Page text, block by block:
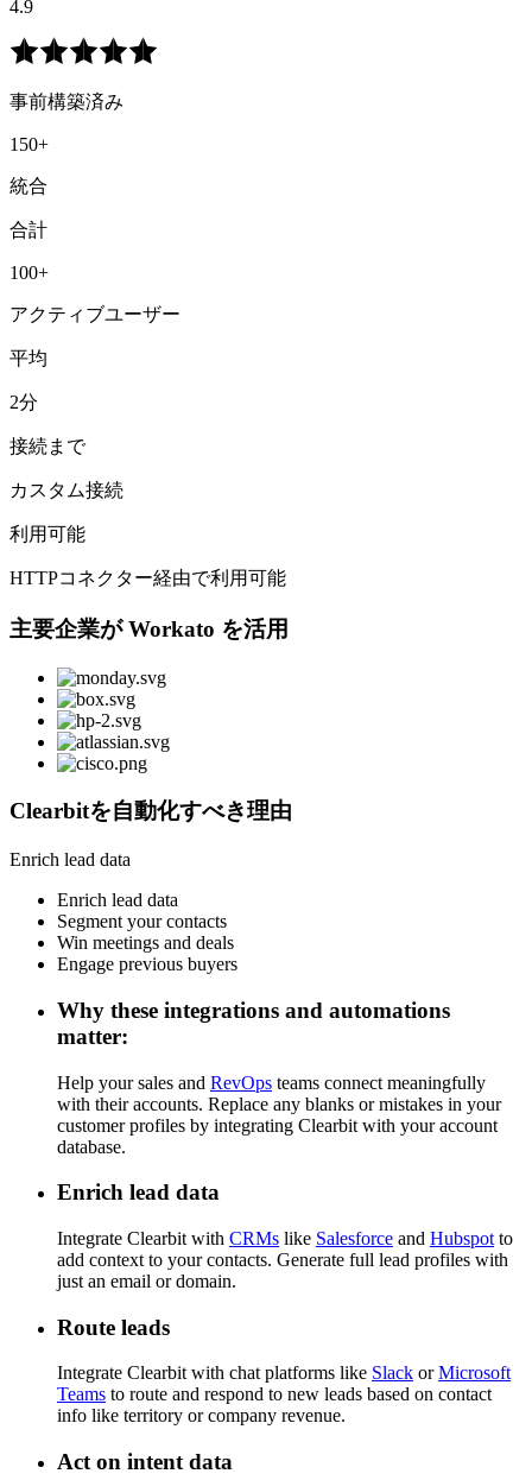
4.9
事前構築済み
150+
統合
合計
100+
アクティブユーザー
平均
2分
接続まで
カスタム接続
利用可能
HTTPコネクター経由で利用可能
主要企業が Workato を活用
Clearbitを自動化すべき理由
Enrich lead data
Enrich lead data
Segment your contacts
Win meetings and deals
Engage previous buyers
Why these integrations and automations
matter:
Help your sales and RevOps teams connect meaningfully
with their accounts. Replace any blanks or mistakes in your
customer profiles by integrating Clearbit with your account
database.
Enrich lead data
Integrate Clearbit with CRMs like Salesforce and Hubspot to
add context to your contacts. Generate full lead profiles with
just an email or domain.
Route leads
Integrate Clearbit with chat platforms like Slack orMicrosoft
Teams to route and respond to new leads based on contact
info like territory or company revenue.
Act on intent data